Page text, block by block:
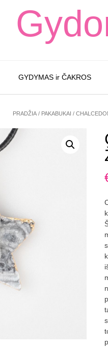
GYDYMAS ir ČAKROS
PRADŽIA / PAKABUKAI /